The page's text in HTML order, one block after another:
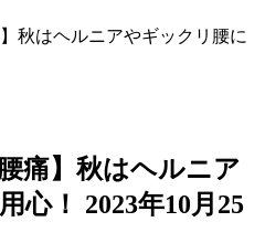
秋はヘルニアやギックリ腰に
痛】秋はヘルニア
心！
2023年10月25